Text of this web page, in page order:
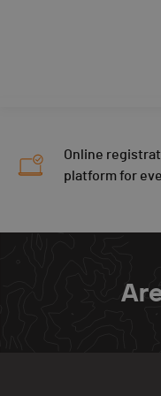
Online
platform for